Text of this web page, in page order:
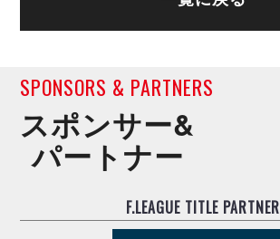
ミラクルスマイル新居浜
SPONSORS & PARTNERS
スポンサー&
パートナー
F.LEAGUE TITLE PARTNER